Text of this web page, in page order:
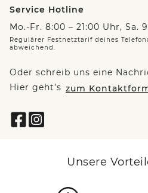
Service Hotline
Mo.-Fr. 8:00 – 21:00 Uhr, Sa.
Regulärer Festnetztarif deines
abweichend.
Oder schreib uns eine
Hier geht’s zum
Unsere